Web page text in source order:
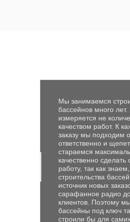
существенно
выбор метода
укрепления и
основания. Наши
специалисты
тщательный
анализ,
построить
фундамент и
долговечность
Развитая
Мы занимаемся
бассейнов много
измеряется не
качеством работ. К
заказу мы подходим
ответственно и
стараемся
качественно сделать
работу, так как
строительства
источник новых
сарафанное радио
клиентов. Поэтому
бассейны под ключ
строили бы для